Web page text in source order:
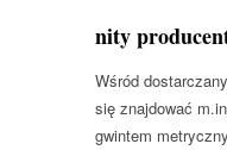
nity
Wśród
się znajdować
gwintem